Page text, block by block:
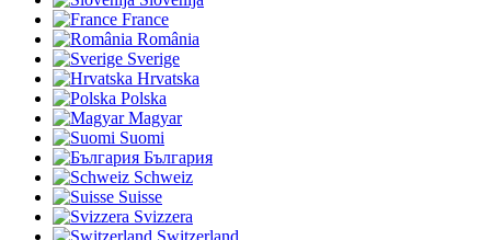
France
România
Sverige
Hrvatska
Polska
Magyar
Suomi
България
Schweiz
Suisse
Svizzera
Switzerland